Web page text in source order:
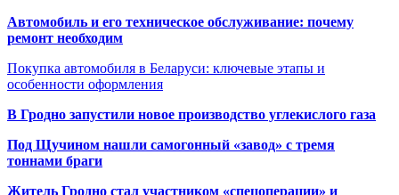
Автомобиль и его техническое обслуживание: почему
ремонт необходим
Покупка автомобиля в Беларуси: ключевые этапы и
особенности оформления
В Гродно запустили новое производство углекислого газа
Под Щучином нашли самогонный «завод» с тремя
тоннами браги
Житель Гродно стал участником «спецоперации» и